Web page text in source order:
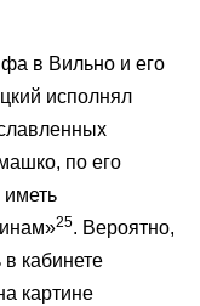
в Вильно и его
исполнял
по его
25. Вероятно,
кабинете
картине